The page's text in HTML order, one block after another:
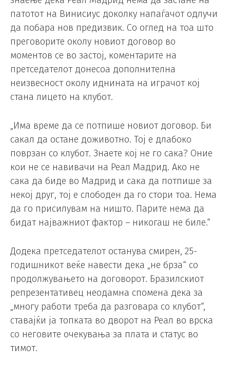
патотот на Винисиус доколку напаѓачот одлучи
да побара нов предизвик. Со оглед на тоа што
преговорите околу новиот договор во
моментов се во застој, коментарите на
претседателот донесоа дополнителна
неизвесност околу иднината на играчот кој
стана лицето на клубот.
„Има време да се потпише новиот договор. Би
сакал да остане доживотно. Тој е длабоко
поврзан со клубот. Знаете кој не го сака? Оние
кои не се навивачи на Реал Мадрид. Ако не
сака да биде во Мадрид и сака да потпише за
некој друг, тој е слободен да го стори тоа. Нема
да го присилувам на ништо. Парите нема да
бидат најважниот фактор – никогаш не биле.“
Додека претседателот останува смирен, 25-
годишникот веќе навести дека „не брза“ со
продолжувањето на договорот. Бразилскиот
репрезентативец неодамна спомена дека за
„многу работи треба да разговара со клубот“,
ставајќи ја топката во дворот на Реал во врска
со неговите очекувања за плата и статус во
тимот.